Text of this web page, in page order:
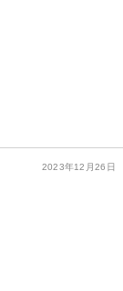
2023年12月26日